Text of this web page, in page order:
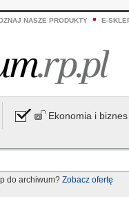
NASZE PRODUKTY E-
Ekonomia i biznes
do archiwum? Zobacz ofertę